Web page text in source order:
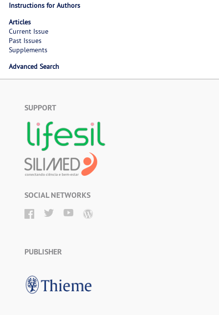
Instructions for Authors
Articles
Current Issue
Past Issues
Supplements
Advanced Search
SUPPORT
SOCIAL NETWORKS
PUBLISHER